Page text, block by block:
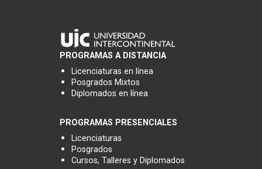
PROGRAMAS A DISTANCIA
Licenciaturas en línea
Posgrados Mixtos
Diplomados en línea
PROGRAMAS PRESENCIALES
Licenciaturas
Posgrados
Cursos, Talleres y Diplomados